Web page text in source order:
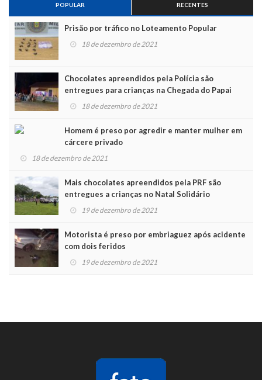
POPULAR RECENTES
Prisão por tráfico no Loteamento Popular
18 de dezembro de 2021
Chocolates apreendidos pela Polícia são
entregues para crianças na Chegada do Papai
Noel 18 de dezembro de 2021
Homem é preso por agredir e manter mulher em
cárcere privado
18 de dezembro de 2021
Mais chocolates apreendidos pela PRF são
entregues a crianças no Natal Solidário
19 de dezembro de 2021
Motorista é preso por embriaguez após acidente
com dois feridos
19 de dezembro de 2021